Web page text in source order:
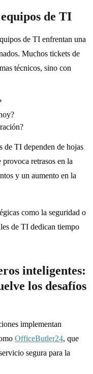
de TI
de TI enfrentan una
Muchos tickets de
técnicos, sino con
de TI dependen de hojas
retrasos en la
y un aumento en la
como la seguridad o
de TI dedican tiempo
inteligentes:
los desafíos
implementan
OfficeButler24, que
segura para la